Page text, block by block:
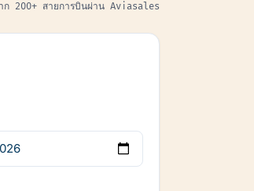
าก 200+ สายการบินผ่าน Aviasales